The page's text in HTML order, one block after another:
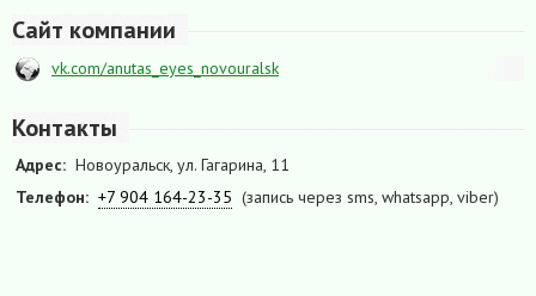
Сайт компании
vk.com/anutas_eyes_novouralsk
Контакты
Адрес: Новоуральск, ул. Гагарина, 11
Телефон: +7 904 164-23-35 (запись через sms, whatsapp, viber)